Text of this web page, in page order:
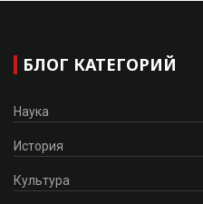
БЛОГ КАТЕГОРИЙ
Наука
История
Культура